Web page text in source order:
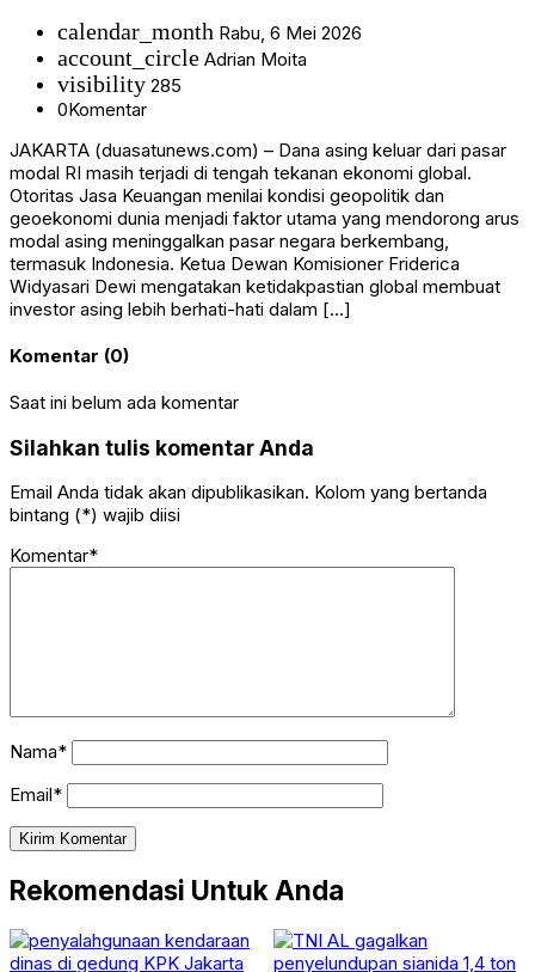
calendar_month Rabu, 6 Mei 2026
account_circle Adrian Moita
visibility 285
0Komentar
JAKARTA (duasatunews.com) – Dana asing keluar dari pasar
modal RI masih terjadi di tengah tekanan ekonomi global.
Otoritas Jasa Keuangan menilai kondisi geopolitik dan
geoekonomi dunia menjadi faktor utama yang mendorong arus
modal asing meninggalkan pasar negara berkembang,
termasuk Indonesia. Ketua Dewan Komisioner Friderica
Widyasari Dewi mengatakan ketidakpastian global membuat
investor asing lebih berhati-hati dalam […]
Komentar (0)
Saat ini belum ada komentar
Silahkan tulis komentar Anda
Email Anda tidak akan dipublikasikan. Kolom yang bertanda
bintang (*) wajib diisi
Komentar*
Nama*
Email*
Rekomendasi Untuk Anda